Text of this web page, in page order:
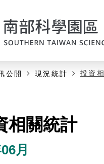
公開 現況統計 投資
相關統計
月